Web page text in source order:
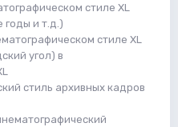
стиле XL
годы и т.д.)
стиле XL
угол) в
стиль архивных кадров